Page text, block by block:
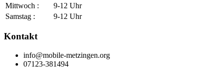
Mittwoch :
9-12 Uhr
Samstag :
9-12 Uhr
Kontakt
info@mobile-metzingen.org
07123-381494